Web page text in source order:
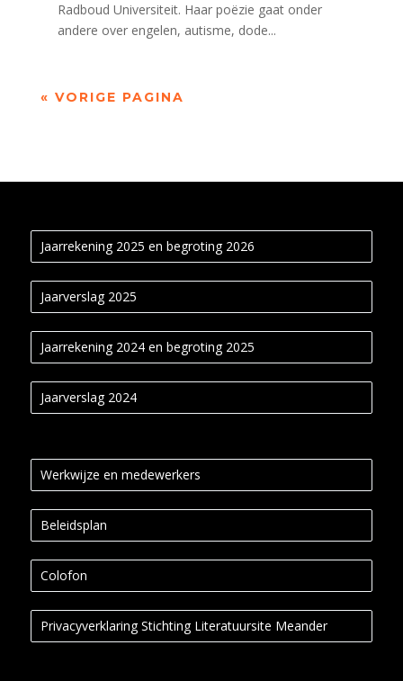
Radboud Universiteit. Haar poëzie gaat onder
andere over engelen, autisme, dode...
« VORIGE PAGINA
Jaarrekening 2025 en begroting 2026
Jaarverslag 2025
Jaarrekening 2024 en begroting 2025
Jaarverslag 2024
Werkwijze en medewerkers
Beleidsplan
Colofon
Privacyverklaring Stichting Literatuursite Meander